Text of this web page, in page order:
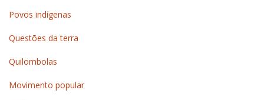
Povos indígenas
Questões da terra
Quilombolas
Movimento popular